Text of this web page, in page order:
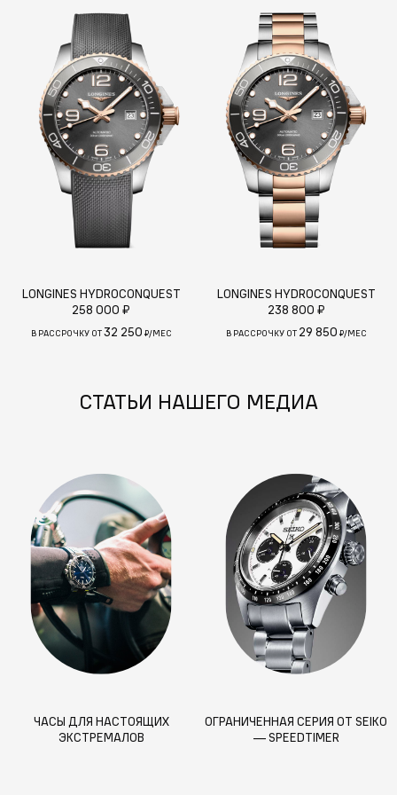
LONGINES HYDROCONQUEST
258 000 ₽
В РАССРОЧКУ ОТ32 250 ₽/МЕС
LONGINES HYDROCONQUEST
238 800 ₽
В РАССРОЧКУ ОТ 29 850 ₽/МЕС
СТАТЬИ НАШЕГО МЕДИА
ЧАСЫ ДЛЯ НАСТОЯЩИХ
ЭКСТРЕМАЛОВ
ОГРАНИЧЕННАЯ СЕРИЯ ОТ SEIKO
— SPEEDTIMER